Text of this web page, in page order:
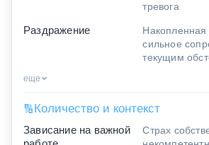
тревога
Раздражение
Накопленная
сильное
текущим
еще
🔢Количество и контекст
Зависание на важной
Страх